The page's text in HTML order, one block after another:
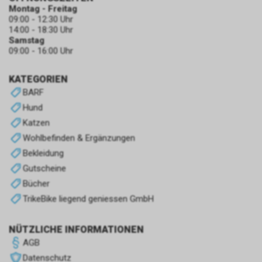
KATEGORIEN
BARF
Hund
Katzen
Wohlbefinden & Ergänzungen
Bekleidung
Gutscheine
Bücher
TrikeBike liegend geniessen GmbH
NÜTZLICHE INFORMATIONEN
AGB
Datenschutz
Montag - Freitag
09:00 - 12:30 Uhr
14:00 - 18:30 Uhr
Samstag
09:00 - 16:00 Uhr